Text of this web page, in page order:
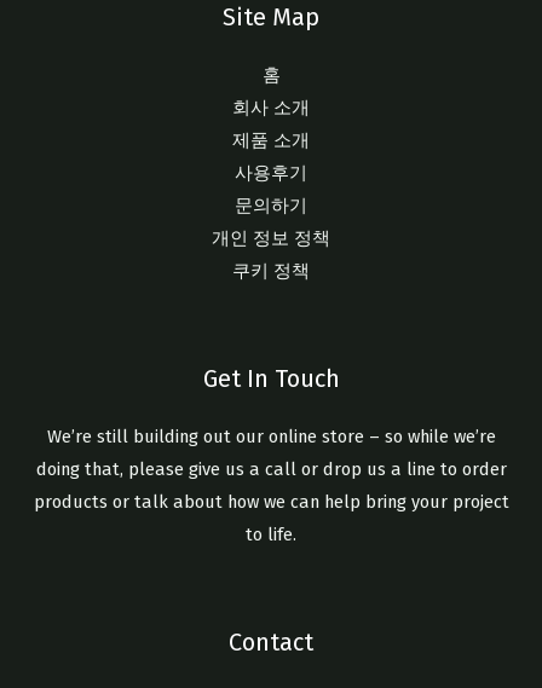
Site Map
홈
회사 소개
제품 소개​
사용후기
문의하기
개인 정보 정책
쿠키 정책
Get In Touch
We’re still building out our online store – so while we’re
doing that, please give us a call or drop us a line to order
products or talk about how we can help bring your project
to life.
Contact